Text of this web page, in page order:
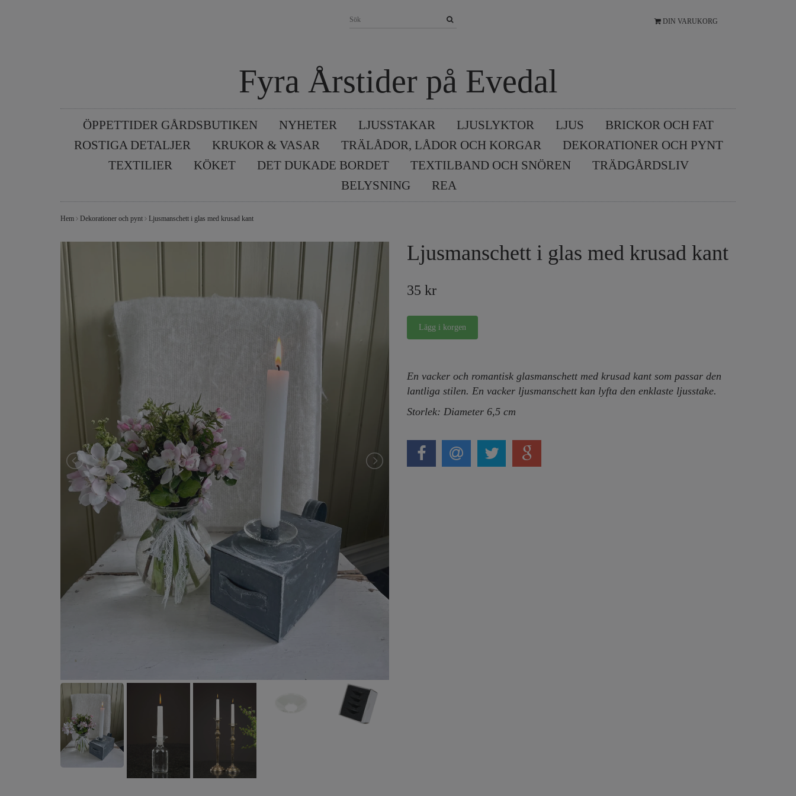
DIN VARUKORG
Fyra Årstider på Evedal
ÖPPETTIDER GÅRDSBUTIKEN NYHETER LJUSSTAKAR LJUSLYKTOR LJUS
BRICKOR OCH FAT
ROSTIGA DETALJER
KRUKOR & VASAR TRÄLÅDOR, LÅDOR OCH KORGAR
DEKORATIONER OCH PYNT
TEXTILIER
KÖKET DET DUKADE BORDET TEXTILBAND OCH SNÖREN
TRÄDGÅRDSLIV
BELYSNING
REA
Hem Dekorationer och pynt Ljusmanschett i glas med krusad kant
Ljusmanschett i glas med krusad kant
35 kr
En vacker och romantisk glasmanschett med krusad kant som passar den
lantliga stilen. En vacker ljusmanschett kan lyfta den enklaste ljusstake.
Storlek: Diameter 6,5 cm